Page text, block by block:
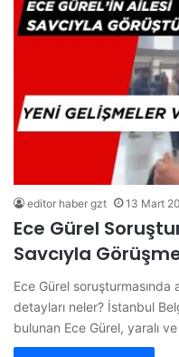
editor haber gzt 13 Mart
Ece Gürel
Savcıyla
Ece Gürel soruşturmasında
detayları neler? İstanbul
bulunan Ece Gürel, yaralı